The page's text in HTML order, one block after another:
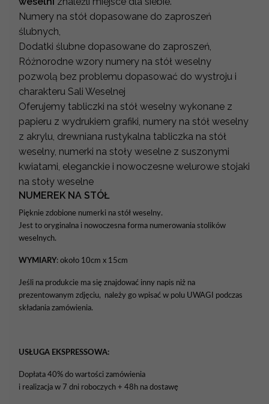
Numery na stół dopasowane do zaproszeń
ślubnych,
Dodatki ślubne dopasowane do zaproszeń,
Różnorodne wzory numery na stół weselny
pozwolą bez problemu dopasować do wystroju i
charakteru Sali Weselnej
Oferujemy tabliczki na stół weselny wykonane z
papieru z wydrukiem grafiki, numery na stół weselny
z akrylu, drewniana rustykalna tabliczka na stół
weselny, numerki na stoły weselne z suszonymi
kwiatami, eleganckie i nowoczesne welurowe stojaki
na stoły weselne
NUMEREK NA STÓŁ
Pięknie zdobione numerki na stół weselny.
Jest to oryginalna i nowoczesna forma numerowania stolików
weselnych.
WYMIARY: około 10cm x 15cm
Jeśli na produkcie ma się znajdować inny napis niż na
prezentowanym zdjęciu, należy go wpisać w polu UWAGI podczas
składania zamówienia.
USŁUGA EKSPRESSOWA:
Dopłata 40% do wartości zamówienia
i realizacja w 7 dni roboczych + 48h na dostawę